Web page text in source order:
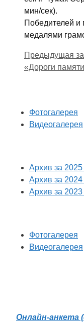
мин/сек).
Победителей и
медалями
Предыдущая
«Дороги
Фотогалерея
Видеогалерея
Архив за 2025
Архив за 2024
Архив за 2023
Фотогалерея
Видеогалерея
Онлайн-анкета